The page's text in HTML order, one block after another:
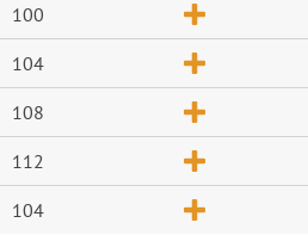
100
104
108
112
104